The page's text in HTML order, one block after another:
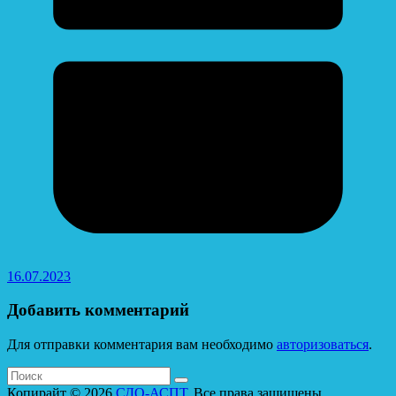
16.07.2023
Добавить комментарий
Для отправки комментария вам необходимо авторизоваться.
Копирайт © 2026 СДО-АСПТ. Все права защищены.